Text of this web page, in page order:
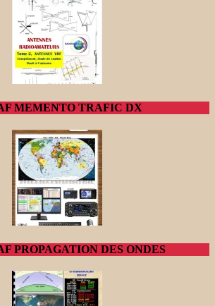
MEMENTO TRAFIC DX
PROPAGATION DES ONDES